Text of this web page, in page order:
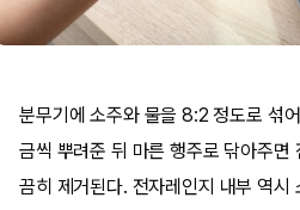
분무기에 소주와 물을 8:2 정도로 섞
금씩 뿌려준 뒤 마른 행주로 닦아주면
끔히 제거된다. 전자레인지 내부 역시